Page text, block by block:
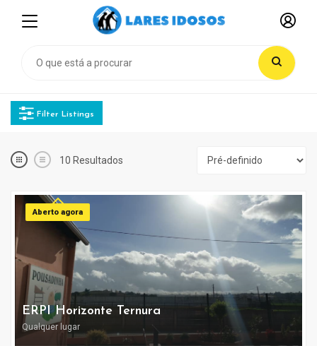
Filter Listings
10 Resultados
Aberto agora
ERPI Horizonte Ternura
Qualquer lugar